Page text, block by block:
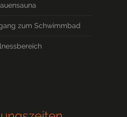
zum Schwimmbad